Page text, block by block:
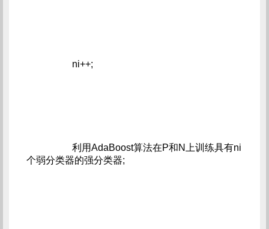
ni++;
利用AdaBoost算法在P和N上训练具有ni
个弱分类器的强分类器;